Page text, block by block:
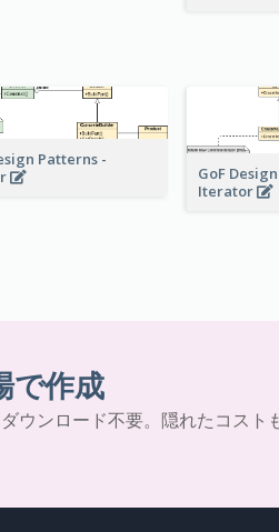
Patterns -
GoF
Iterator
で作成
ウンロード不要。隠れたコスト